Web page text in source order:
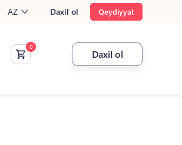
AZ Daxil ol Qeydiyyat
Daxil ol